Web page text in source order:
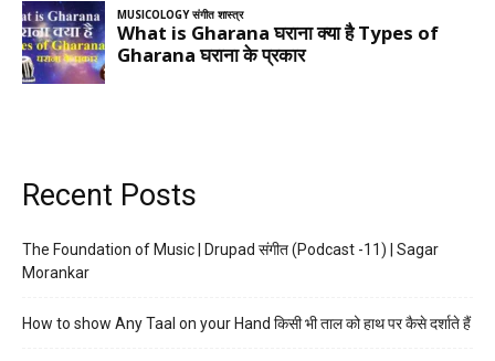
Recent Posts
The Foundation of Music | Drupad संगीत (Podcast -11) | Sagar
Morankar
How to show Any Taal on your Hand किसी भी ताल को हाथ पर कैसे दर्शाते हैं